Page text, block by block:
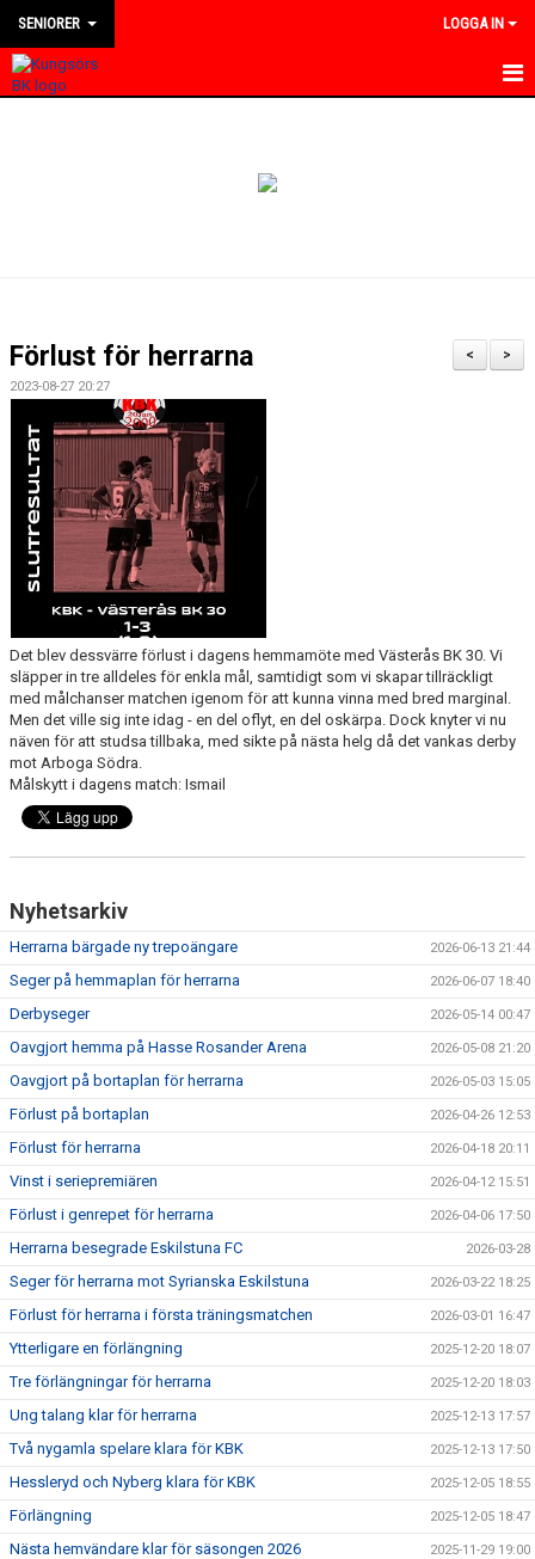
SENIORER LOGGA IN
DOKUMENT
KONTAKT
MATCHER
DIVISION 4 VÄSTMANLAND
>
<
Förlust för herrarna
2023-08-27 20:27
Det blev dessvärre förlust i dagens hemmamöte med Västerås BK 30. Vi
släpper in tre alldeles för enkla mål, samtidigt som vi skapar tillräckligt
med målchanser matchen igenom för att kunna vinna med bred marginal.
Men det ville sig inte idag - en del oflyt, en del oskärpa. Dock knyter vi nu
näven för att studsa tillbaka, med sikte på nästa helg då det vankas derby
mot Arboga Södra.
Målskytt i dagens match: Ismail
Nyhetsarkiv
Herrarna bärgade ny trepoängare 2026-06-13 21:44
Seger på hemmaplan för herrarna 2026-06-07 18:40
Derbyseger 2026-05-14 00:47
Oavgjort hemma på Hasse Rosander Arena 2026-05-08 21:20
Oavgjort på bortaplan för herrarna 2026-05-03 15:05
Förlust på bortaplan 2026-04-26 12:53
Förlust för herrarna 2026-04-18 20:11
Vinst i seriepremiären 2026-04-12 15:51
Förlust i genrepet för herrarna 2026-04-06 17:50
Herrarna besegrade Eskilstuna FC 2026-03-28
Seger för herrarna mot Syrianska Eskilstuna 2026-03-22 18:25
Förlust för herrarna i första träningsmatchen 2026-03-01 16:47
Ytterligare en förlängning 2025-12-20 18:07
Tre förlängningar för herrarna 2025-12-20 18:03
Ung talang klar för herrarna 2025-12-13 17:57
Två nygamla spelare klara för KBK 2025-12-13 17:50
Hessleryd och Nyberg klara för KBK 2025-12-05 18:55
Förlängning 2025-12-05 18:47
Nästa hemvändare klar för säsongen 2026 2025-11-29 19:00